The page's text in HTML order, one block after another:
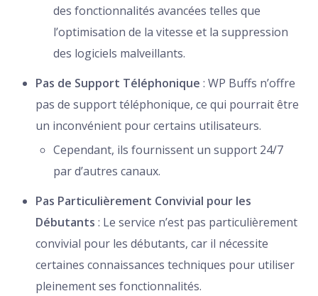
des fonctionnalités avancées telles que
l’optimisation de la vitesse et la suppression
des logiciels malveillants.
Pas de Support Téléphonique : WP Buffs n’offre
pas de support téléphonique, ce qui pourrait être
un inconvénient pour certains utilisateurs.
Cependant, ils fournissent un support 24/7
par d’autres canaux.
Pas Particulièrement Convivial pour les
Débutants : Le service n’est pas particulièrement
convivial pour les débutants, car il nécessite
certaines connaissances techniques pour utiliser
pleinement ses fonctionnalités.